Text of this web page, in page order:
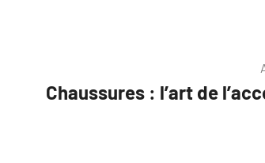
Chaussures : l’art de